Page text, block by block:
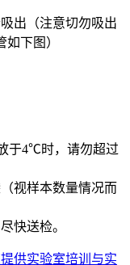
出（注意切勿吸出
下图）
4℃时，请勿超过
视样本数量情况而
快送检。
供实验室培训与实